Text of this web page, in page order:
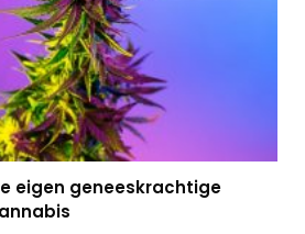
eigen geneeskrachtige